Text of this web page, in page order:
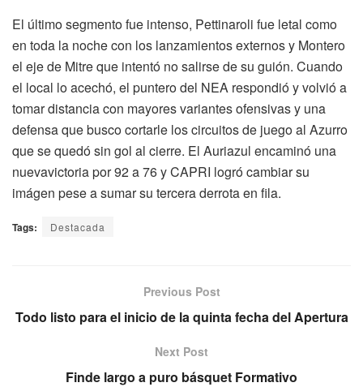
El último segmento fue intenso, Pettinaroli fue letal como
en toda la noche con los lanzamientos externos y Montero
el eje de Mitre que intentó no salirse de su guión. Cuando
el local lo acechó, el puntero del NEA respondió y volvió a
tomar distancia con mayores variantes ofensivas y una
defensa que busco cortarle los circuitos de juego al Azurro
que se quedó sin gol al cierre. El Auriazul encaminó una
nuevavictoria por 92 a 76 y CAPRI logró cambiar su
imágen pese a sumar su tercera derrota en fila.
Tags: Destacada
Previous Post
Todo listo para el inicio de la quinta fecha del Apertura
Next Post
Finde largo a puro básquet Formativo